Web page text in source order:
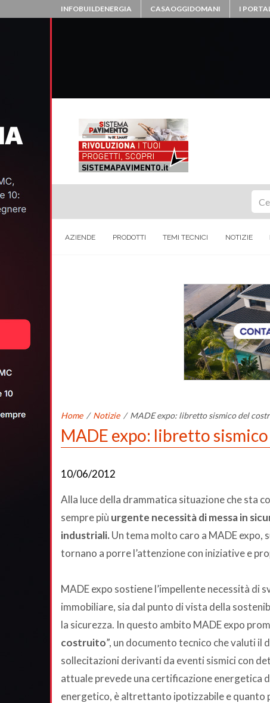
INFOBUILDENERGIA CASAOGGIDOMANI I
AZIENDE PRODOTTI TEMI TECNICI NOTIZIE
Home / Notizie / MADE expo: libretto sismico del
MADE expo: libretto
10/06/2012
Alla luce della drammatica situazione che sta
sempre più urgente necessità di messa in
industriali. Un tema molto caro a MADE expo,
tornano a porre l’attenzione con iniziative e
MADE expo sostiene l’impellente necessità di
immobiliare, sia dal punto di vista della
la sicurezza. In questo ambito MADE expo
costruito”, un documento tecnico che valuti il
sollecitazioni derivanti da eventi sismici con
attuale prevede una certificazione energetica
energetico, è altrettanto ipotizzabile e quanto